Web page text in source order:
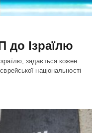
до Ізраїлю
задається кожен
національності